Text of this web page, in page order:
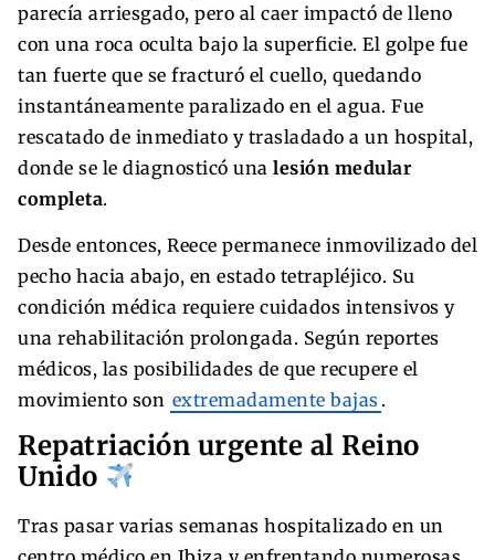
parecía arriesgado, pero al caer impactó de lleno
con una roca oculta bajo la superficie. El golpe fue
tan fuerte que se fracturó el cuello, quedando
instantáneamente paralizado en el agua. Fue
rescatado de inmediato y trasladado a un hospital,
donde se le diagnosticó una lesión medular
completa.
Desde entonces, Reece permanece inmovilizado del
pecho hacia abajo, en estado tetrapléjico. Su
condición médica requiere cuidados intensivos y
una rehabilitación prolongada. Según reportes
médicos, las posibilidades de que recupere el
movimiento son extremadamente bajas .
Repatriación urgente al Reino
Unido
Tras pasar varias semanas hospitalizado en un